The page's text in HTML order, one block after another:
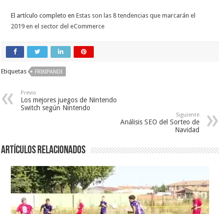
El artículo completo enEstas son las 8 tendencias que marcarán el
2019 en el sector del eCommerce
Etiquetas FRIKIPANDI
Previo
Los mejores juegos de Nintendo
Switch según Nintendo
Siguiente
Análisis SEO del Sorteo de
Navidad
Artículos relacionados